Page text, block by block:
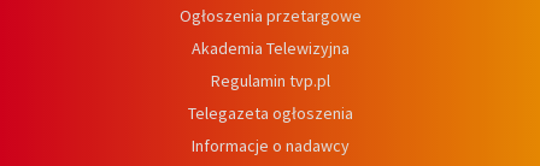
Ogłoszenia przetargowe
Akademia Telewizyjna
Regulamin tvp.pl
Telegazeta ogłoszenia
Informacje o nadawcy